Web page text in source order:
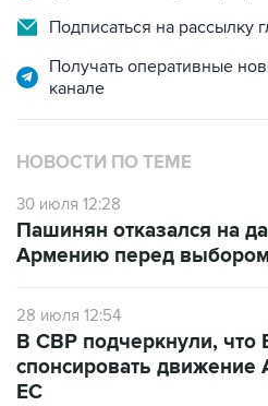
Подписаться на рассылку
Получать оперативные
канале
НОВОСТИ ПО ТЕМЕ
30 июля 12:28
Пашинян отказался на
Армению перед
28 июля 12:54
В СВР подчеркнули, что
спонсировать движение
ЕС